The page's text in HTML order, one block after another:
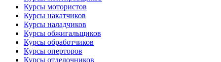
Курсы мотористов
Курсы накатчиков
Курсы наладчиков
Курсы обжигальщиков
Курсы обработчиков
Курсы оперторов
Курсы отделочников